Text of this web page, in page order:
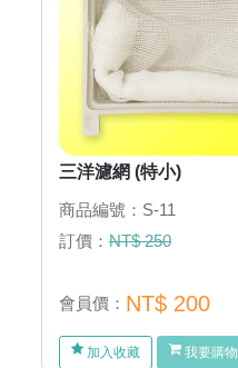
三洋濾網 (特小)
商品編號：S-11
訂價：NT$ 250
會員價： NT$ 200
加入收藏 我要購物